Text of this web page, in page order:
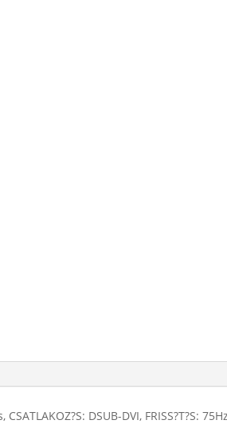
DSUB-DVI, FRISS?T?S: 75Hz